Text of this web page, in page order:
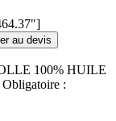
au devis
100% HUILE
: